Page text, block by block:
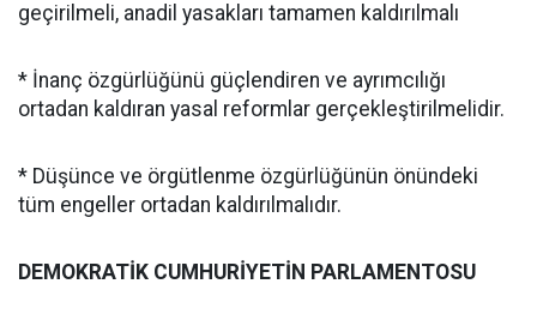
geçirilmeli, anadil yasakları tamamen kaldırılmalı
* İnanç özgürlüğünü güçlendiren ve ayrımcılığı
ortadan kaldıran yasal reformlar gerçekleştirilmelidir.
* Düşünce ve örgütlenme özgürlüğünün önündeki
tüm engeller ortadan kaldırılmalıdır.
DEMOKRATİK CUMHURİYETİN PARLAMENTOSU